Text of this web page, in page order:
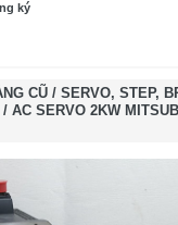
ký
CŨ / SERVO, STEP,
/ AC SERVO 2KW